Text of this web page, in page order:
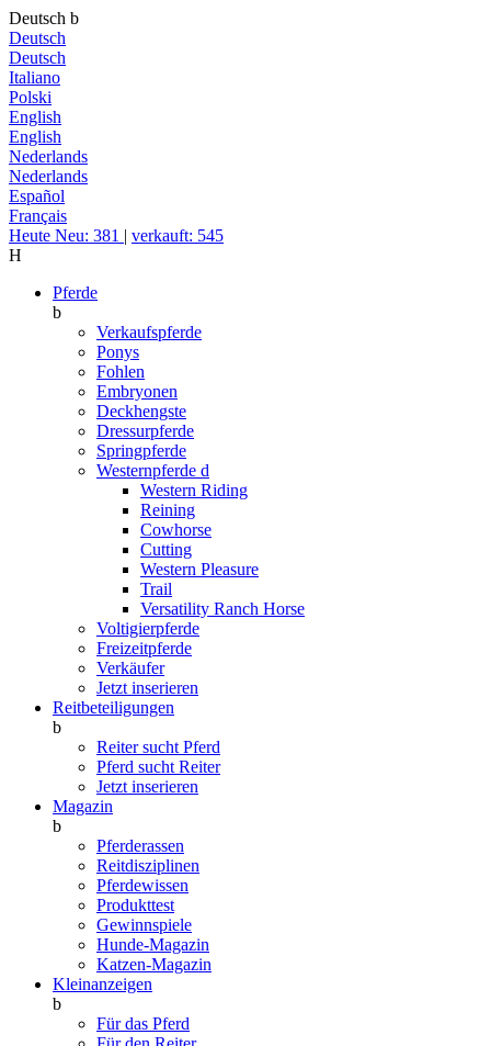
Deutsch b
Deutsch
Deutsch
Italiano
Polski
English
English
Nederlands
Nederlands
Español
Français
Heute Neu: 381 | verkauft: 545
H
Pferde
b
Verkaufspferde
Ponys
Fohlen
Embryonen
Deckhengste
Dressurpferde
Springpferde
Westernpferde d
Western Riding
Reining
Cowhorse
Cutting
Western Pleasure
Trail
Versatility Ranch Horse
Voltigierpferde
Freizeitpferde
Verkäufer
Jetzt inserieren
Reitbeteiligungen
b
Reiter sucht Pferd
Pferd sucht Reiter
Jetzt inserieren
Magazin
b
Pferderassen
Reitdisziplinen
Pferdewissen
Produkttest
Gewinnspiele
Hunde-Magazin
Katzen-Magazin
Kleinanzeigen
b
Für das Pferd